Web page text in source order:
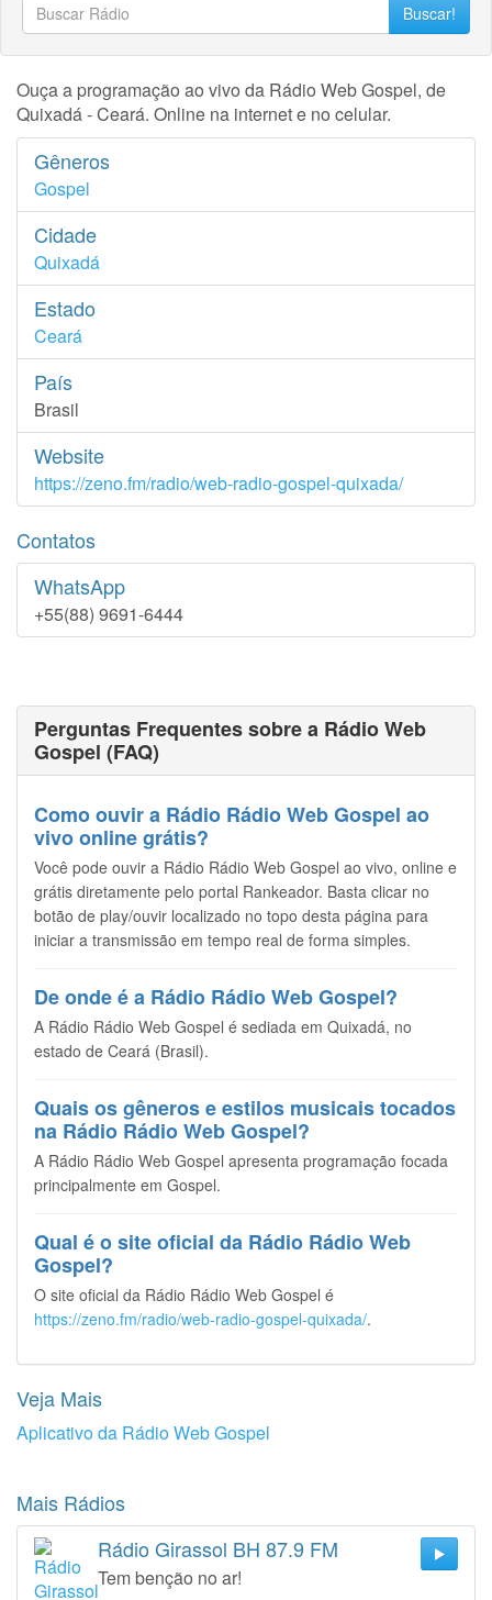
Buscar!
Ouça a programação ao vivo da Rádio Web Gospel, de
Quixadá - Ceará. Online na internet e no celular.
Gêneros
Gospel
Cidade
Quixadá
Estado
Ceará
País
Brasil
Website
https://zeno.fm/radio/web-radio-gospel-quixada/
Contatos
WhatsApp
+55(88) 9691-6444
Perguntas Frequentes sobre a Rádio Web
Gospel (FAQ)
Como ouvir a Rádio Rádio Web Gospel ao
vivo online grátis?
Você pode ouvir a Rádio Rádio Web Gospel ao vivo, online e
grátis diretamente pelo portal Rankeador. Basta clicar no
botão de play/ouvir localizado no topo desta página para
iniciar a transmissão em tempo real de forma simples.
De onde é a Rádio Rádio Web Gospel?
A Rádio Rádio Web Gospel é sediada em Quixadá, no
estado de Ceará (Brasil).
Quais os gêneros e estilos musicais tocados
na Rádio Rádio Web Gospel?
A Rádio Rádio Web Gospel apresenta programação focada
principalmente em Gospel.
Qual é o site oficial da Rádio Rádio Web
Gospel?
O site oficial da Rádio Rádio Web Gospel é
https://zeno.fm/radio/web-radio-gospel-quixada/.
Veja Mais
Aplicativo da Rádio Web Gospel
Mais Rádios
Rádio Girassol BH 87.9 FM
Tem benção no ar!